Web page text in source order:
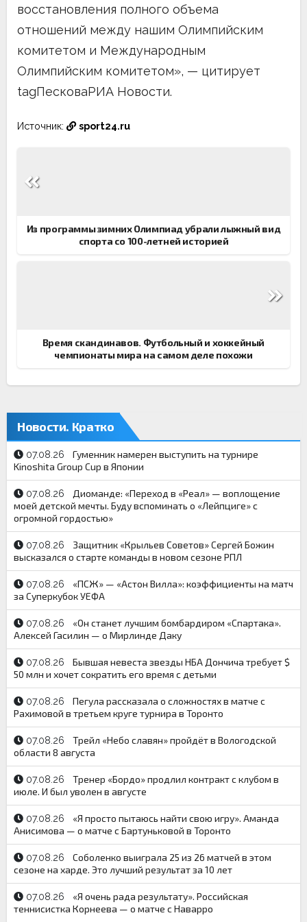
восстановления полного объема
отношений между нашим Олимпийским
комитетом и Международным
Олимпийским комитетом», — цитирует
tagПесковаРИА Новости.
Источник: sport24.ru
по
Из программы зимних Олимпиад убрали лыжный вид
спорта со 100-летней историей
Время скандинавов. Футбольный и хоккейный
чемпионаты мира на самом деле похожи
Новости. Кратко
07.08.26
Гуменник намерен выступить на турнире
Kinoshita Group Cup в Японии
07.08.26
Диоманде: «Переход в «Реал» — воплощение
моей детской мечты. Буду вспоминать о «Лейпциге» с
огромной гордостью»
07.08.26
Защитник «Крыльев Советов» Сергей Божин
высказался о старте команды в новом сезоне РПЛ
07.08.26
«ПСЖ» — «Астон Вилла»: коэффициенты на матч
за Суперкубок УЕФА
07.08.26
«Он станет лучшим бомбардиром «Спартака».
Алексей Гасилин — о Мирлинде Даку
07.08.26
Бывшая невеста звезды НБА Дончича требует $
50 млн и хочет сократить его время с детьми
07.08.26
Пегула рассказала о сложностях в матче с
Рахимовой в третьем круге турнира в Торонто
07.08.26
Трейл «Небо славян» пройдёт в Вологодской
области 8 августа
07.08.26
Тренер «Бордо» продлил контракт с клубом в
июле. И был уволен в августе
07.08.26
«Я просто пытаюсь найти свою игру». Аманда
Анисимова — о матче с Бартуньковой в Торонто
07.08.26
Соболенко выиграла 25 из 26 матчей в этом
сезоне на харде. Это лучший результат за 10 лет
07.08.26
«Я очень рада результату». Российская
теннисистка Корнеева — о матче с Наварро